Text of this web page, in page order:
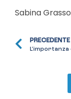
Sabina Grasso
PRECEDENTE